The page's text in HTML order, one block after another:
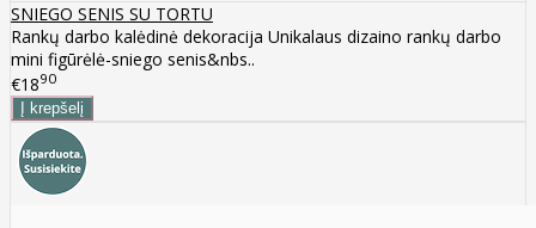
SNIEGO SENIS SU TORTU
Rankų darbo kalėdinė dekoracija Unikalaus dizaino rankų darbo
mini figūrėlė-sniego senis&nbs..
€1890